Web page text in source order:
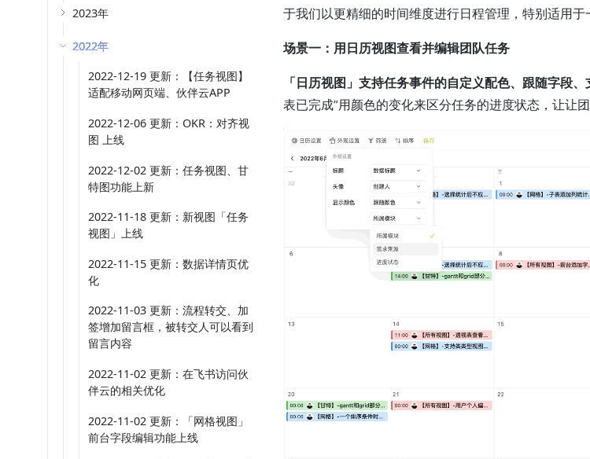
2023年
2022年
2022-12-19 更新：【任务视图】
适配移动网页端、伙伴云APP
2022-12-06 更新：OKR：对齐视
图 上线
2022-12-02 更新：任务视图、甘
特图功能上新
2022-11-18 更新：新视图「任务
视图」上线
2022-11-15 更新：数据详情页优
化
2022-11-03 更新：流程转交、加
签增加留言框，被转交人可以看到
留言内容
2022-11-02 更新：在飞书访问伙
伴云的相关优化
2022-11-02 更新：「网格视图」
前台字段编辑功能上线
于我们以更精细的时间维度进行日程管理，特别适用于
场景一：用 日历视图查看并编辑团队任务
「 日历视图 」支持任务事件的自定义配色、跟随字段
表已完成”用颜色的变化来区分任务的进度状态，让让